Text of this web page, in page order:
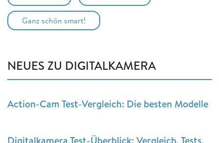
Ganz schön smart!
NEUES ZU DIGITALKAMERA
Action-Cam Test-Vergleich: Die besten Modelle
Digitalkamera Test-Überblick: Vergleich, Tests,